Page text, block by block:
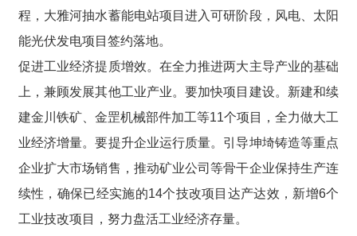
程，大雅河抽水蓄能电站项目进入可研阶段，风电、太阳
能光伏发电项目签约落地。
促进工业经济提质增效。在全力推进两大主导产业的基础
上，兼顾发展其他工业产业。要加快项目建设。新建和续
建金川铁矿、金罡机械部件加工等11个项目，全力做大工
业经济增量。要提升企业运行质量。引导坤埼铸造等重点
企业扩大市场销售，推动矿业公司等骨干企业保持生产连
续性，确保已经实施的14个技改项目达产达效，新增6个
工业技改项目，努力盘活工业经济存量。